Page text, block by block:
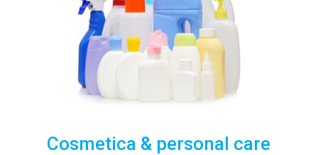
Cosmetica & personal care